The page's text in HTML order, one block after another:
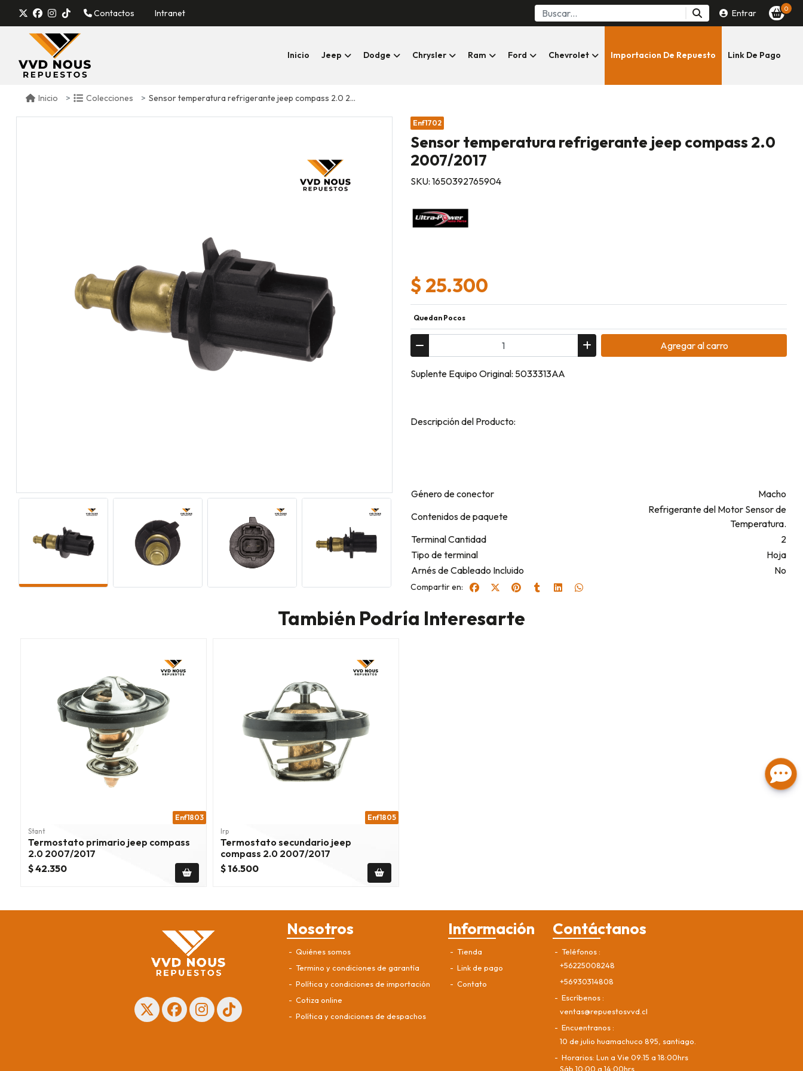
Contactos Intranet Entrar 0
Inicio Jeep Dodge Chrysler Ram Ford Chevrolet Importacion De Repuesto Link De Pago
Inicio Colecciones Sensor temperatura refrigerante jeep compass 2.0 2007/2017
Enf1702
Sensor temperatura refrigerante jeep compass 2.0
2007/2017
SKU: 1650392765904
$ 25.300
Quedan Pocos
Agregaral carro
Suplente Equipo Original: 5033313AA
Descripción del Producto:
Género de conector
Macho
Contenidos de paquete
Refrigerante del Motor Sensor de
Temperatura.
Terminal Cantidad
2
Tipo de terminal
Hoja
Arnés de Cableado Incluido
No
Compartir en:
También Podría Interesarte
Enf1803
Stant
Termostato primario jeep compass
2.0 2007/2017
$ 42.350
Enf1805
Irp
Termostato secundario jeep
compass 2.0 2007/2017
$ 16.500
Nosotros
Quiénes somos
Termino y condiciones de garantía
Política y condiciones de importación
Cotiza online
Política y condiciones de despachos
Información
Tienda
Link de pago
Contato
Contáctanos
Teléfonos
+56225008248
+56930314808
Escríbenos
ventas@repuestosvvd.cl
Encuentranos
10 de julio huamachuco 895, santiago.
Horarios: Lun a Vie 09:15 a 18:00hrs
Sáb 10:00 a 14:00hrs